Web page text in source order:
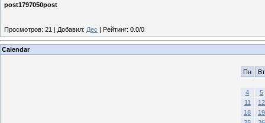
post1797050post
Просмотров: 21 | Добавил: Дес | Рейтинг: 0.0/0
Calendar
Пн Вт
4
5
11
12
18
19